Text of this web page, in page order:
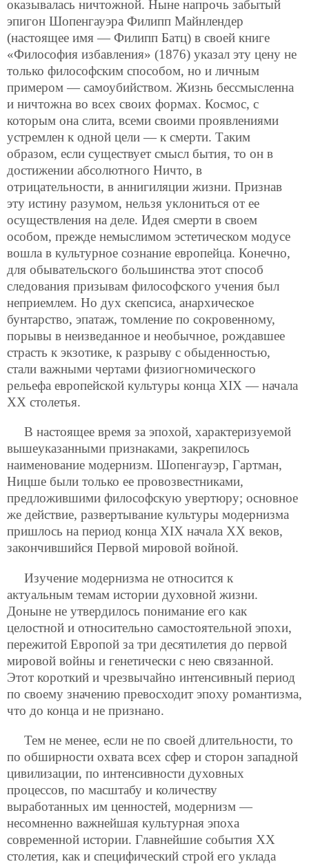
оказывалась ничтожной. Ныне напрочь забытый
эпигон Шопенгауэра Филипп Майнлендер
(настоящее имя — Филипп Батц) в своей книге
«Философия избавления» (1876) указал эту цену не
только философским способом, но и личным
примером — самоубийством. Жизнь бессмысленна
и ничтожна во всех своих формах. Космос, с
которым она слита, всеми своими проявлениями
устремлен к одной цели — к смерти. Таким
образом, если существует смысл бытия, то он в
достижении абсолютного Ничто, в
отрицательности, в аннигиляции жизни. Признав
эту истину разумом, нельзя уклониться от ее
осуществления на деле. Идея смерти в своем
особом, прежде немыслимом эстетическом модусе
вошла в культурное сознание европейца. Конечно,
для обывательского большинства этот способ
следования призывам философского учения был
неприемлем. Но дух скепсиса, анархическое
бунтарство, эпатаж, томление по сокровенному,
порывы в неизведанное и необычное, рождавшее
страсть к экзотике, к разрыву с обыденностью,
стали важными чертами физиогномического
рельефа европейской культуры конца XIX — начала
XX столетья.
В настоящее время за эпохой, характеризуемой
вышеуказанными признаками, закрепилось
наименование модернизм. Шопенгауэр, Гартман,
Ницше были только ее провозвестниками,
предложившими философскую увертюру; основное
же действие, развертывание культуры модернизма
пришлось на период конца XIX начала XX веков,
закончившийся Первой мировой войной.
Изучение модернизма не относится к
актуальным темам истории духовной жизни.
Доныне не утвердилось понимание его как
целостной и относительно самостоятельной эпохи,
пережитой Европой за три десятилетия до первой
мировой войны и генетически с нею связанной.
Этот короткий и чрезвычайно интенсивный период
по своему значению превосходит эпоху романтизма,
что до конца и не признано.
Тем не менее, если не по своей длительности, то
по обширности охвата всех сфер и сторон западной
цивилизации, по интенсивности духовных
процессов, по масштабу и количеству
выработанных им ценностей, модернизм —
несомненно важнейшая культурная эпоха
современной истории. Главнейшие события ХХ
столетия, как и специфический строй его уклада